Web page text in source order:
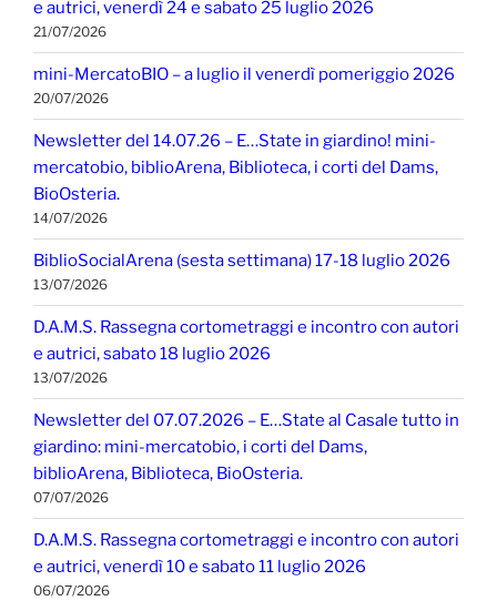
e autrici, venerdì 24 e sabato 25 luglio 2026
21/07/2026
mini-MercatoBIO – a luglio il venerdì pomeriggio 2026
20/07/2026
Newsletter del 14.07.26 – E…State in giardino! mini-
mercatobio, biblioArena, Biblioteca, i corti del Dams,
BioOsteria.
14/07/2026
BiblioSocialArena (sesta settimana) 17-18 luglio 2026
13/07/2026
D.A.M.S. Rassegna cortometraggi e incontro con autori
e autrici, sabato 18 luglio 2026
13/07/2026
Newsletter del 07.07.2026 – E…State al Casale tutto in
giardino: mini-mercatobio, i corti del Dams,
biblioArena, Biblioteca, BioOsteria.
07/07/2026
D.A.M.S. Rassegna cortometraggi e incontro con autori
e autrici, venerdì 10 e sabato 11 luglio 2026
06/07/2026